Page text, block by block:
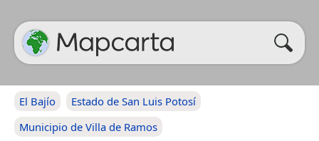
El Bajío
Estado de San Luis Potosí
Municipio de Villa de Ramos